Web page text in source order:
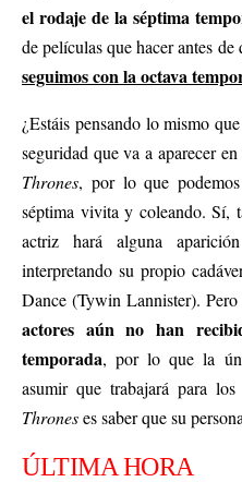
el rodaje de la séptima
de películas que hacer antes
seguimos con la octava
¿Estáis pensando lo mismo
seguridad que va a aparecer
Thrones, por lo que
séptima vivita y coleando. Sí,
actriz hará alguna
interpretando su propio
Dance (Tywin Lannister).
actores aún no han
temporada, por lo que la
asumir que trabajará para
Throneses saber que su
ÚLTIMA HORA